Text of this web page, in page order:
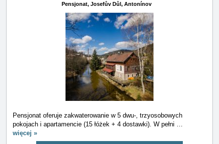
Pensjonat, Josefův Důl, Antonínov
Pensjonat oferuje zakwaterowanie w 5 dwu-, trzyosobowych
pokojach i apartamencie (15 łóżek + 4 dostawki). W pełni …
więcej »